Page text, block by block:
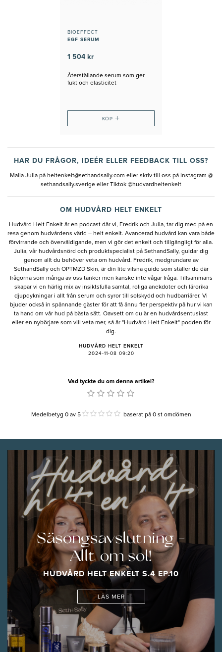
BIOEFFECT
EGF SERUM
1 504 kr
Återställande serum som ger
fukt och elasticitet
KÖP +
HAR DU FRÅGOR, IDEÉR ELLER FEEDBACK TILL OSS?
Maila Julia på heltenkelt@sethandsally.com eller skriv till oss på Instagram @
sethandsally.sverige eller Tiktok @hudvardheltenkelt
OM HUDVÅRD HELT ENKELT
Hudvård Helt Enkelt är en podcast där vi, Fredrik och Julia, tar dig med på en
resa genom hudvårdens värld – helt enkelt. Avancerad hudvård kan vara både
förvirrande och överväldigande, men vi gör det enkelt och tillgängligt för alla.
Julia, vår hudvårdsnörd och produktspecialist på SethandSally, guidar dig
genom allt du behöver veta om hudvård. Fredrik, medgrundare av
SethandSally och OPTMZD Skin, är din lite vilsna guide som ställer de där
frågorna som många av oss tänker men kanske inte vågar fråga. Tillsammans
skapar vi en härlig mix av insiktsfulla samtal, roliga anekdoter och lärorika
djupdykningar i allt från serum och syror till solskydd och hudbarriärer. Vi
bjuder också in spännande gäster för att få ännu fler perspektiv på hur vi kan
ta hand om vår hud på bästa sätt. Oavsett om du är en hudvårdsentusiast
eller en nybörjare som vill veta mer, så är "Hudvård Helt Enkelt" podden för
dig.
HUDVÅRD HELT ENKELT
2024-11-08 09:20
Vad tyckte du om denna artikel?
Medelbetyg 0av 5 baserat på 0st omdömen
Säsongsavslutning -
Allt om sol!
HUDVÅRD HELT ENKELT S.4 EP.10
LÄS MER